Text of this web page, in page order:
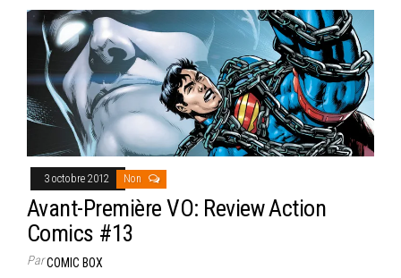
3 octobre 2012 Non
Avant-Première VO: Review Action
Comics #13
ParCOMIC BOX